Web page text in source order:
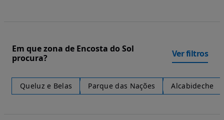
Em que zona de Encosta do Sol
procura?
Ver filtros
Queluz e Belas Parque das Nações Alcabideche